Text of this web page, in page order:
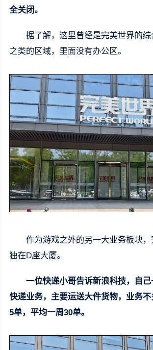
全关闭。
据了解，这里曾经是完美世界的
之类的区域，里面没有办公区。
作为游戏之外的另一大业务板块
独在D座大厦。
一位快递小哥告诉新浪科技，自
快递业务，主要运送大件货物，业务
5单，平均一周30单。